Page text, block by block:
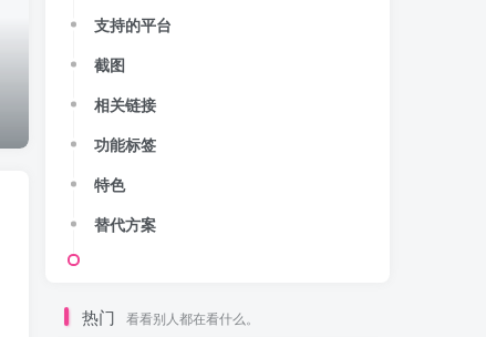
支持的平台
截图
相关链接
功能标签
特色
替代方案
热门 看看别人都在看什么。